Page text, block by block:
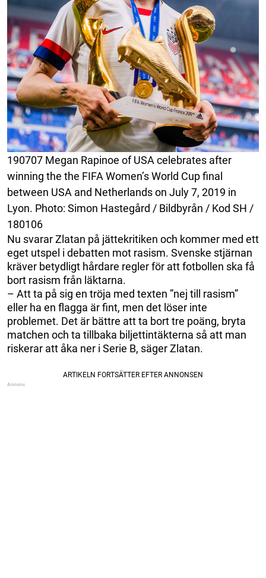
190707 Megan Rapinoe of USA celebrates after
winning the the FIFA Women’s World Cup final
between USA and Netherlands on July 7, 2019 in
Lyon. Photo: Simon Hastegård / Bildbyrån / Kod SH /
180106
Nu svarar Zlatan på jättekritiken och kommer med ett
eget utspel i debatten mot rasism. Svenske stjärnan
kräver betydligt hårdare regler för att fotbollen ska få
bort rasism från läktarna.
– Att ta på sig en tröja med texten ”nej till rasism”
eller ha en flagga är fint, men det löser inte
problemet. Det är bättre att ta bort tre poäng, bryta
matchen och ta tillbaka biljettintäkterna så att man
riskerar att åka ner i Serie B, säger Zlatan.